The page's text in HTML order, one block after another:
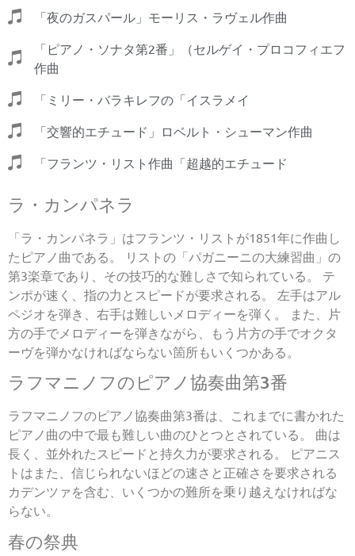
「夜のガスパール」モーリス・ラヴェル作曲
「ピアノ・ソナタ第2番」（セルゲイ・プロコフィエフ
作曲
「ミリー・バラキレフの「イスラメイ
「交響的エチュード」ロベルト・シューマン作曲
「フランツ・リスト作曲「超越的エチュード
ラ・カンパネラ
「ラ・カンパネラ」はフランツ・リストが1851年に作曲し
たピアノ曲である。 リストの「パガニーニの大練習曲」の
第3楽章であり、その技巧的な難しさで知られている。 テ
ンポが速く、指の力とスピードが要求される。 左手はアル
ペジオを弾き、右手は難しいメロディーを弾く。 また、片
方の手でメロディーを弾きながら、もう片方の手でオクタ
ーヴを弾かなければならない箇所もいくつかある。
ラフマニノフのピアノ協奏曲第3番
ラフマニノフのピアノ協奏曲第3番は、これまでに書かれた
ピアノ曲の中で最も難しい曲のひとつとされている。 曲は
長く、並外れたスピードと持久力が要求される。 ピアニス
トはまた、信じられないほどの速さと正確さを要求される
カデンツァを含む、いくつかの難所を乗り越えなければな
らない。
春の祭典